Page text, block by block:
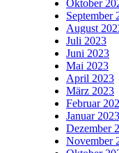
Oktober
September
August
Juli 2023
Juni 2023
Mai 2023
April 2023
März 2023
Februar
Januar 2023
Dezember
November